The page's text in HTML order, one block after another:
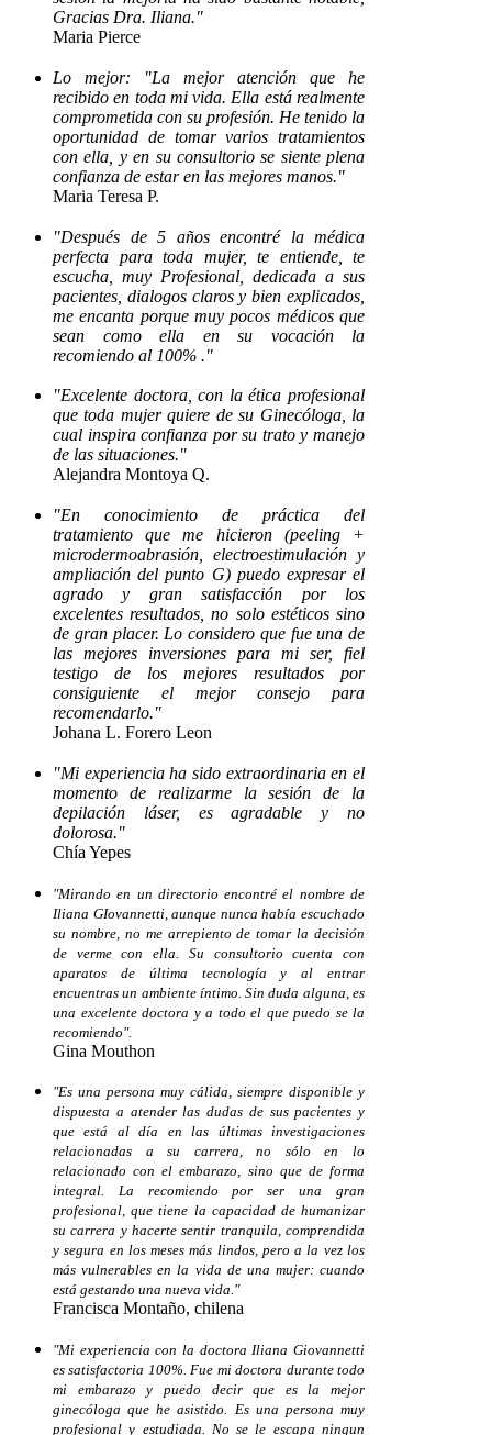
Gracias Dra. Iliana."
Maria Pierce
Lo mejor: "La mejor atención que he
recibido en toda mi vida. Ella está realmente
comprometida con su profesión. He tenido la
oportunidad de tomar varios tratamientos
con ella, y en su consultorio se siente plena
confianza de estar en las mejores manos."
Maria Teresa P.
"Después de 5 años encontré la médica
perfecta para toda mujer, te entiende, te
escucha, muy Profesional, dedicada a sus
pacientes, dialogos claros y bien explicados,
me encanta porque muy pocos médicos que
sean como ella en su vocación la
recomiendo al 100% ."
"Excelente doctora, con la ética profesional
que toda mujer quiere de su Ginecóloga, la
cual inspira confianza por su trato y manejo
de las situaciones."
Alejandra Montoya Q.
"En conocimiento de práctica del
tratamiento que me hicieron (peeling +
microdermoabrasión, electroestimulación y
ampliación del punto G) puedo expresar el
agrado y gran satisfacción por los
excelentes resultados, no solo estéticos sino
de gran placer. Lo considero que fue una de
las mejores inversiones para mi ser, fiel
testigo de los mejores resultados por
consiguiente el mejor consejo para
recomendarlo."
Johana L. Forero Leon
"Mi experiencia ha sido extraordinaria en el
momento de realizarme la sesión de la
depilación láser, es agradable y no
dolorosa."
Chía Yepes
"Mirando en un directorio encontré el nombre de
Iliana GIovannetti, aunque nunca había escuchado
su nombre, no me arrepiento de tomar la decisión
de verme con ella. Su consultorio cuenta con
aparatos de última tecnología y al entrar
encuentras un ambiente íntimo. Sin duda alguna, es
una excelente doctora y a todo el que puedo se la
recomiendo".
Gina Mouthon
"Es una persona muy cálida, siempre disponible y
dispuesta a atender las dudas de sus pacientes y
que está al día en las últimas investigaciones
relacionadas a su carrera, no sólo en lo
relacionado con el embarazo, sino que de forma
integral. La recomiendo por ser una gran
profesional, que tiene la capacidad de humanizar
su carrera y hacerte sentir tranquila, comprendida
y segura en los meses más lindos, pero a la vez los
más vulnerables en la vida de una mujer: cuando
está gestando una nueva vida."
Francisca Montaño, chilena
"Mi experiencia con la doctora Iliana Giovannetti
es satisfactoria 100%. Fue mi doctora durante todo
mi embarazo y puedo decir que es la mejor
ginecóloga que he asistido. Es una persona muy
profesional y estudiada. No se le escapa ningun